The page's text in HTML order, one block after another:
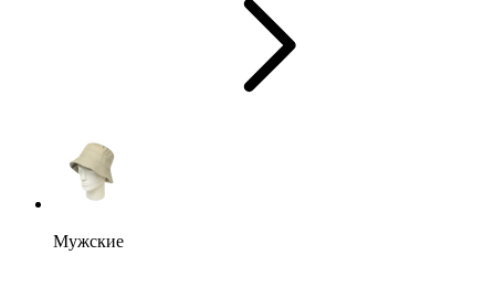
Мужские